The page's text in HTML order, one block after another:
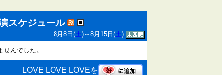
スケジュール
8月8日(土)～8月15日(土)
んでした。
LOVE LOVE LOVEを